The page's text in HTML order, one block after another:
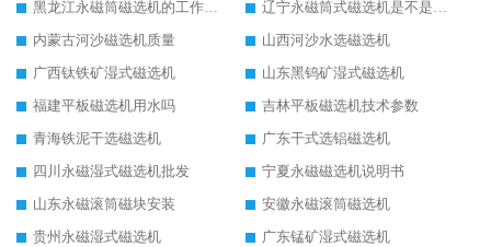
黑龙江永磁筒磁选机的工作原理
辽宁永磁筒式磁选机是不是强磁
内蒙古河沙磁选机质量
山西河沙水选磁选机
广西钛铁矿湿式磁选机
山东黑钨矿湿式磁选机
福建平板磁选机用水吗
吉林平板磁选机技术参数
青海铁泥干选磁选机
广东干式选铝磁选机
四川永磁湿式磁选机批发
宁夏永磁磁选机说明书
山东永磁滚筒磁块安装
安徽永磁滚筒磁选机
贵州永磁湿式磁选机
广东锰矿湿式磁选机